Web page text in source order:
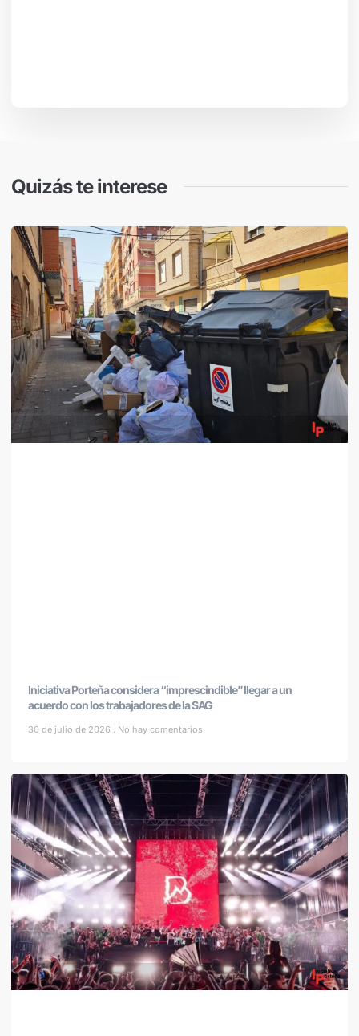
Quizás te interese
Iniciativa Porteña considera “imprescindible” llegar a un
acuerdo con los trabajadores de la SAG
30 de julio de 2026 No hay comentarios